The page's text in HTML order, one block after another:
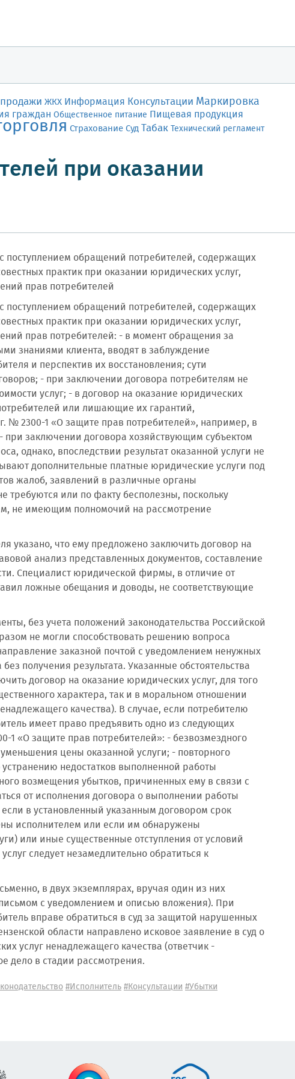
ЖКХ Информация Консультации Маркировка
граждан Общественное питание Пищевая продукция
СтрахованиеСудТабакТехнический регламент
при оказании
поступлением обращений потребителей, содержащих
практик при оказании юридических услуг,
прав потребителей
поступлением обращений потребителей, содержащих
практик при оказании юридических услуг,
прав потребителей: - в момент обращения за
знаниями клиента, вводят в заблуждение
и перспектив их восстановления; сути
- при заключении договора потребителям не
услуг; - в договор на оказание юридических
или лишающие их гарантий,
№ 2300-1 «О защите прав потребителей», например, в
при заключении договора хозяйствующим субъектом
однако, впоследствии результат оказанной услуги не
дополнительные платные юридические услуги под
жалоб, заявлений в различные органы
требуются или по факту бесполезны, поскольку
не имеющим полномочий на рассмотрение
указано, что ему предложено заключить договор на
анализ представленных документов, составление
Специалист юридической фирмы, в отличие от
ложные обещания и доводы, не соответствующие
без учета положений законодательства Российской
не могли способствовать решению вопроса
заказной почтой с уведомлением ненужных
получения результата. Указанные обстоятельства
договор на оказание юридических услуг, для того
характера, так и в моральном отношении
качества). В случае, если потребителю
имеет право предъявить одно из следующих
1 «О защите прав потребителей»: - безвозмездного
цены оказанной услуги; - повторного
недостатков выполненной работы
возмещения убытков, причиненных ему в связи с
от исполнения договора о выполнении работы
в установленный указанным договором срок
исполнителем или если им обнаружены
или иные существенные отступления от условий
следует незамедлительно обратиться к
в двух экземплярах, вручая один из них
с уведомлением и описью вложения). При
вправе обратиться в суд за защитой нарушенных
области направлено исковое заявление в суд о
услуг ненадлежащего качества (ответчик -
дело в стадии рассмотрения.
#Исполнитель#Консультации#Убытки